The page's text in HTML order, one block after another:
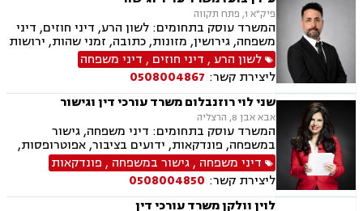
פיק"א 1, פתח תקווה
המשרד עוסק בתחומים: לשון הרע, דיני חוזים, דיני
משפחה, גירושין, מזונות, כתובה, זמני שהות, ירושות
וצוואת, הסכמי ממון, ייפוי כוח מתמשך, חלוקת רכוש,
ידועים בציבור, אפוטרופסות, צווי הרחקה, הגנת
הפרטיות, פינוי מושכר, מקרקעין ונדל"ן, עסקאות
מכר דירה.
לשון הרע , דיני חוזים , דיני משפחה
ליצירת קשר: 0508004867
שני לוי רוזנבלום משרד עורכי דין וגישור
אבא אבן 8, הרצליה
המשרד עוסק בתחומים: דיני משפחה, גישור
במשפחה, פונדקאות, ידועים בציבור, אפוטרופסות,
הסכמי ממון, אבהות, מזונות, משמורת, גירושין,
הורות חד מינית, נישואים אזרחיים, חוק הנוער,
אימוץ, חלוקת רכוש, מעמד אישי, תיאום הורי, חטיפת
ילדים, זמני שהות (החזקת ילדים), אומנה, ניכור הורי,
דיני משפחה ,גישור במשפחה , פונדקאות
ליצירת קשר: 0508004850
לוין וולקן משרד עורכי דין